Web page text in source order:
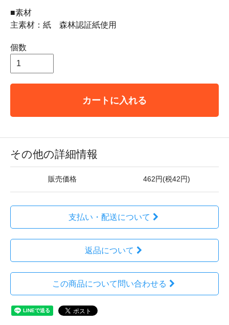
■素材
主素材：紙 森林認証紙使用
個数
カートに入れる
その他の詳細情報
販売価格 462円(税42円)
支払い・配送について
返品について
この商品について問い合わせる